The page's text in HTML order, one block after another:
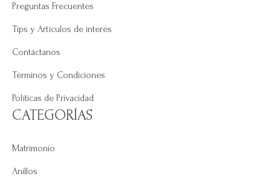
Preguntas Frecuentes
Tips y Artículos de interés
Contáctanos
Términos y Condiciones
Políticas de Privacidad
CATEGORÍAS
Matrimonio
Anillos